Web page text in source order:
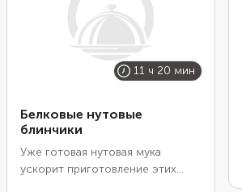
11 ч 20 мин
Белковые нутовые
блинчики
Уже готовая нутовая мука
ускорит приготовление этих